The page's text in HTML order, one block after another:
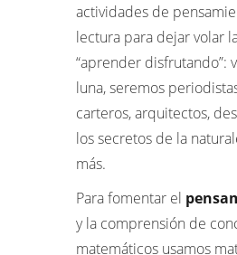
actividades de
lectura para dejar volar
“aprender disfrutando”:
luna, seremos
carteros, arquitectos,
los secretos de la
más.
Para fomentar el
y la comprensión de
matemáticos usamos